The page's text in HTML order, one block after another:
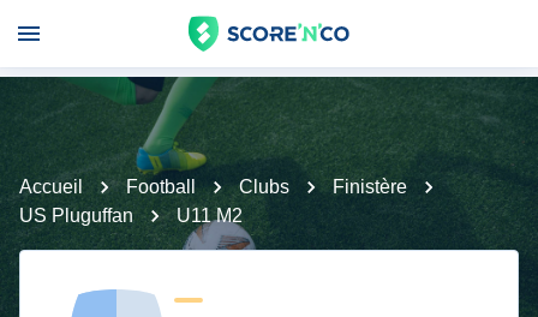
Accueil Football Clubs
Finistère
US Pluguffan
U11 M2